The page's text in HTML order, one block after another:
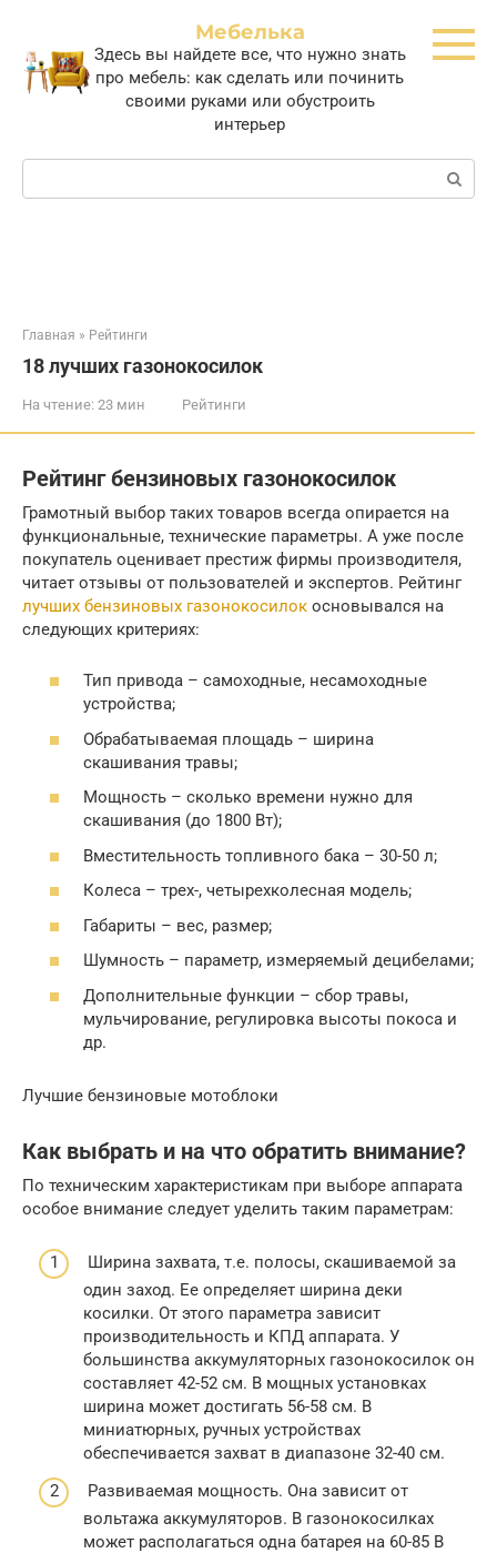
контенту
Мебелька
Здесь вы найдете все, что нужно знать
про мебель: как сделать или починить
своими руками или обустроить
интерьер
Поиск:
Главная » Рейтинги
18 лучших газонокосилок
На чтение: 23 мин Рейтинги
Рейтинг бензиновых газонокосилок
Грамотный выбор таких товаров всегда опирается на
функциональные, технические параметры. А уже после
покупатель оценивает престиж фирмы производителя,
читает отзывы от пользователей и экспертов. Рейтинг
лучших бензиновых газонокосилок основывался на
следующих критериях:
Тип привода – самоходные, несамоходные
устройства;
Обрабатываемая площадь – ширина
скашивания травы;
Мощность – сколько времени нужно для
скашивания (до 1800 Вт);
Вместительность топливного бака – 30-50 л;
Колеса – трех-, четырехколесная модель;
Габариты – вес, размер;
Шумность – параметр, измеряемый децибелами;
Дополнительные функции – сбор травы,
мульчирование, регулировка высоты покоса и
др.
Лучшие бензиновые мотоблоки
Как выбрать и на что обратить внимание?
По техническим характеристикам при выборе аппарата
особое внимание следует уделить таким параметрам:
Ширина захвата, т.е. полосы, скашиваемой за
один заход. Ее определяет ширина деки
косилки. От этого параметра зависит
производительность и КПД аппарата. У
большинства аккумуляторных газонокосилок он
составляет 42-52 см. В мощных установках
ширина может достигать 56-58 см. В
миниатюрных, ручных устройствах
обеспечивается захват в диапазоне 32-40 см.
Развиваемая мощность. Она зависит от
вольтажа аккумуляторов. В газонокосилках
может располагаться одна батарея на 60-85 В